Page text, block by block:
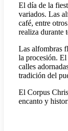
El día de la
variados. Las
café, entre
realiza durante
Las alfombras
la procesión.
calles
tradición del
El Corpus
encanto y